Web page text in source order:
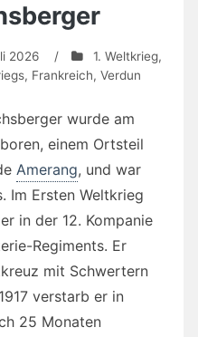
2026 / 1. Weltkrieg,
, Frankreich, Verdun
wurde am
einem Ortsteil
Amerang, und war
Im Ersten Weltkrieg
in der 12. Kompanie
Regiments. Er
mit Schwertern
verstarb er in
25 Monaten